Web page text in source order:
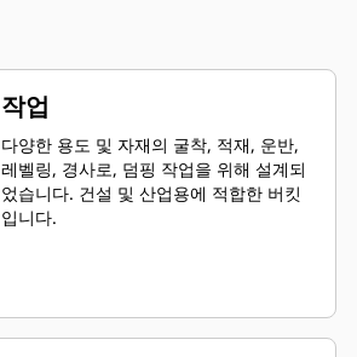
작업
다양한 용도 및 자재의 굴착, 적재, 운반,
레벨링, 경사로, 덤핑 작업을 위해 설계되
었습니다. 건설 및 산업용에 적합한 버킷
입니다.